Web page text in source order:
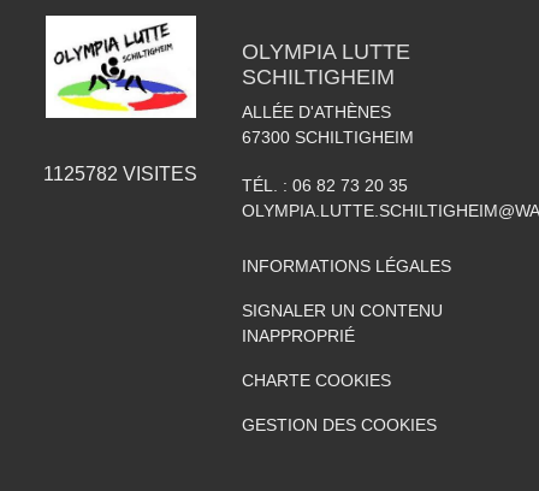
1125782 VISITES
OLYMPIA LUTTE
SCHILTIGHEIM
ALLÉE D'ATHÈNES
67300 SCHILTIGHEIM
TÉL. : 06 82 73 20 35
INFORMATIONS LÉGALES
SIGNALER UN CONTENU
INAPPROPRIÉ
CHARTE COOKIES
GESTION DES COOKIES